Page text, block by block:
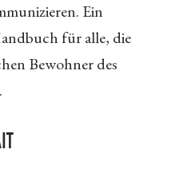
Ein
für alle, die
Bewohner des